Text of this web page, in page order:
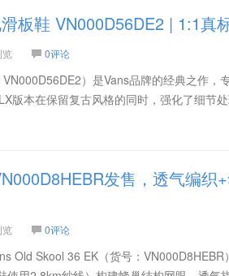
板鞋 VN000D56DE2 | 1:1真
览 0评论
）是Vans品牌的经典之作，
版本在保留复古风格的同时，强化了细节
发售，透气编织
览 0评论
Old Skool 36 EK（货号：VN000D8HEBR